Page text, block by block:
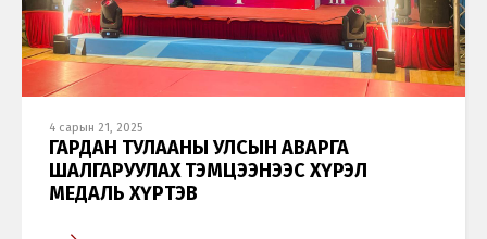
4 сарын 21, 2025
ГАРДАН ТУЛААНЫ УЛСЫН АВАРГА
ШАЛГАРУУЛАХ ТЭМЦЭЭНЭЭС ХҮРЭЛ
МЕДАЛЬ ХҮРТЭВ